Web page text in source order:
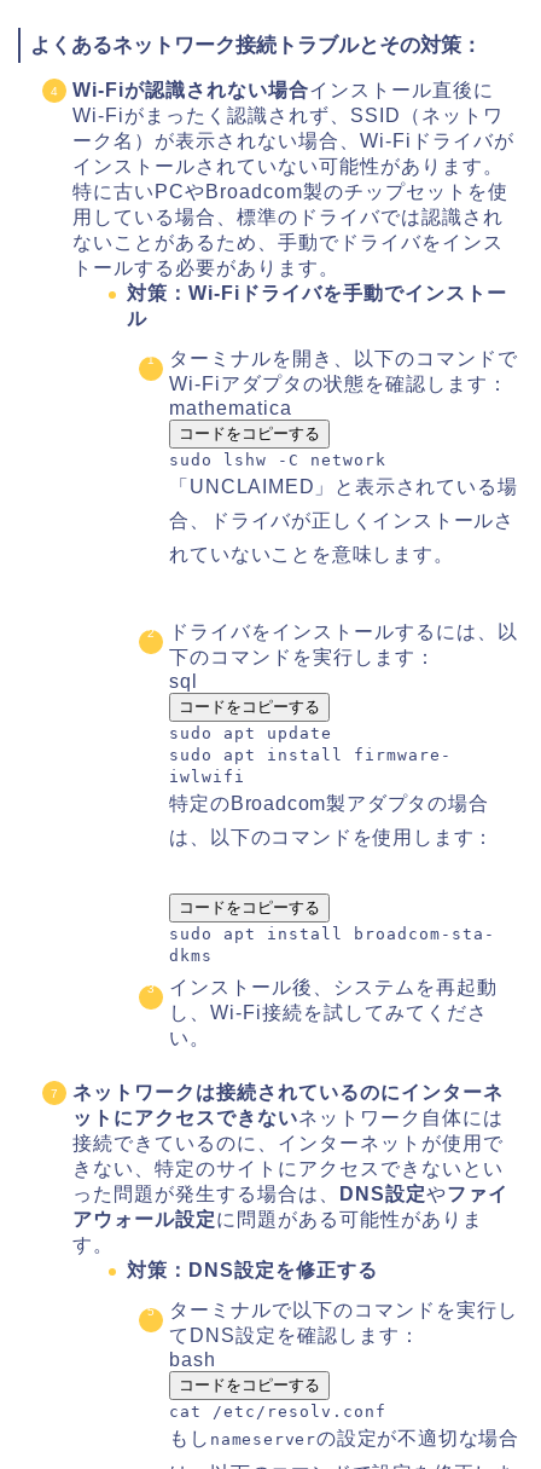
よくあるネットワーク接続トラブルとその対策：
Wi-Fiが認識されない場合インストール直後に
Wi-Fiがまったく認識されず、SSID（ネットワ
ーク名）が表示されない場合、Wi-Fiドライバが
インストールされていない可能性があります。
特に古いPCやBroadcom製のチップセットを使
用している場合、標準のドライバでは認識され
ないことがあるため、手動でドライバをインス
トールする必要があります。
対策：Wi-Fiドライバを手動でインストー
ル
ターミナルを開き、以下のコマンドで
Wi-Fiアダプタの状態を確認します：
mathematica
コードをコピーする
sudo
lshw - C network
「UNCLAIMED」と表示されている場
合、ドライバが正しくインストールさ
れていないことを意味します。
ドライバをインストールするには、以
下のコマンドを実行します：
sql
コードをコピーする
sudo apt update
sudo apt install firmware -
iwlwifi
特定のBroadcom製アダプタの場合
は、以下のコマンドを使用します：
コードをコピーする
sudo apt install broadcom-sta-
dkms
インストール後、システムを再起動
し、Wi-Fi接続を試してみてくださ
い。
ネットワークは接続されているのにインターネ
ットにアクセスできないネットワーク自体には
接続できているのに、インターネットが使用で
きない、特定のサイトにアクセスできないとい
った問題が発生する場合は、
DNS設定やファイ
アウォール設定に問題がある可能性がありま
す。
対策：DNS設定を修正する
ターミナルで以下のコマンドを実行し
てDNS設定を確認します：
bash
コードをコピーする
cat
/etc/resolv.conf
もし nameserverの設定が不適切な場合